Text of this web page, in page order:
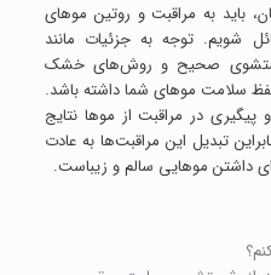
باید به مراقبت و روتین موهای
شویم. توجه به جزئیات مانند
شستشوی صحیح و روش‌های خشک
سلامت موهای شما داشته باشد.
پیگیری در مراقبت از موها نتایج
تبدیل این مراقبت‌ها به عادت
داشتن موهایی سالم و زیباست.